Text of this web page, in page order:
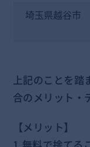
埼玉県越谷市
上記のことを踏
合のメリット・
【メリット】